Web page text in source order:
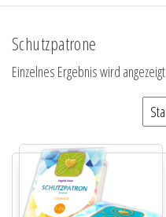
Schutzpatrone
Einzelnes Ergebnis wird angezeigt